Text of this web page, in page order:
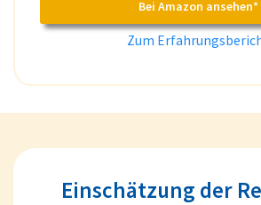
Bei Amazon ansehen*
Zum
Einschätzung der